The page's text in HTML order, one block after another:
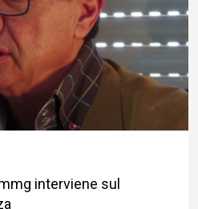
interviene sul